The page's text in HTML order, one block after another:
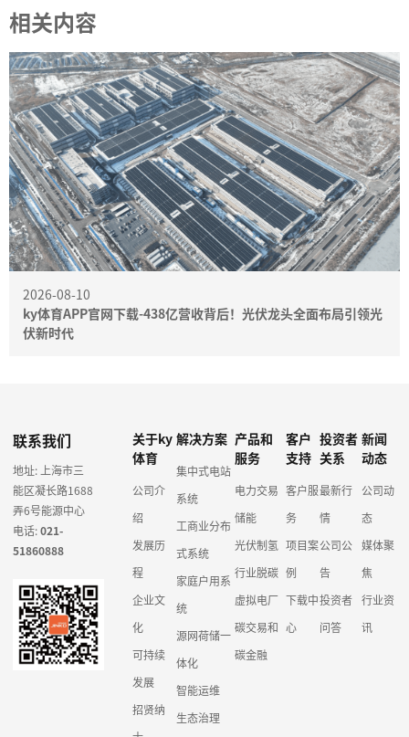
相关内容
2026-08-10
ky体育APP官网下载-438亿营收背后！光伏龙头全面布局引领光
伏新时代
联系我们
地址: 上海市三
能区凝长路1688
弄6号能源中心
电话:021-
51860888
关于ky
体育
公司介
绍
发展历
程
企业文
化
可持续
发展
招贤纳
解决方案
集中式电站
系统
工商业分布
式系统
家庭户用系
统
源网荷储一
体化
智能运维
生态治理
产品和
服务
电力交易
储能
光伏制氢
行业脱碳
虚拟电厂
碳交易和
碳金融
客户
支持
客户服
务
项目案
例
下载中
心
投资者
关系
最新行
情
公司公
告
投资者
问答
新闻
动态
公司动
态
媒体聚
焦
行业资
讯